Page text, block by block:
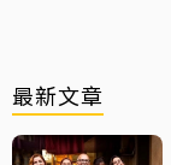
最新文章